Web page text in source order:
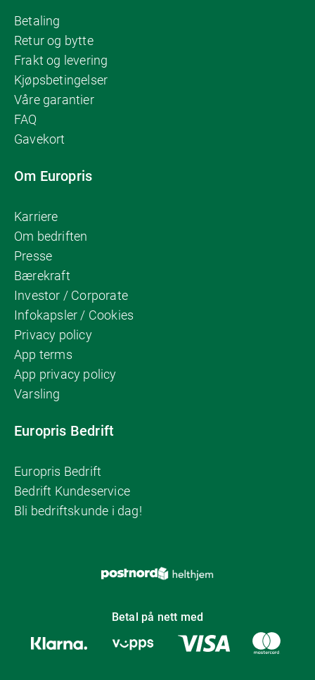
Betaling
Retur og bytte
Frakt og levering
Kjøpsbetingelser
Våre garantier
FAQ
Gavekort
Om Europris
Karriere
Om bedriften
Presse
Bærekraft
Investor / Corporate
Infokapsler / Cookies
Privacy policy
App terms
App privacy policy
Varsling
Europris Bedrift
Europris Bedrift
Bedrift Kundeservice
Bli bedriftskunde i dag!
Betal på nett med